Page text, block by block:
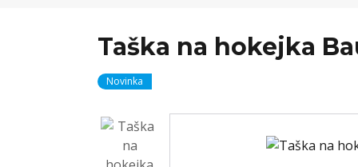
Taška na hokejka
Novinka